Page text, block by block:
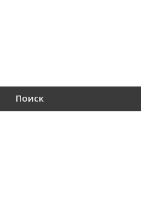
Поиск